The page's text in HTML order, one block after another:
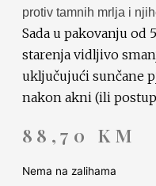
protiv tamnih mrlja i
Sada u pakovanju od
starenja vidljivo
uključujući sunčane
nakon akni (ili
88,70 KM
Nema na zalihama